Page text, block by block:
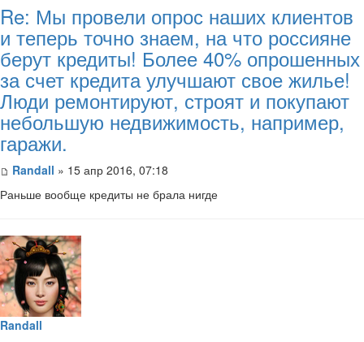
Re: Мы провели опрос наших клиентов
и теперь точно знаем, на что россияне
берут кредиты! Более 40% опрошенных
за счет кредита улучшают свое жилье!
Люди ремонтируют, строят и покупают
небольшую недвижимость, например,
гаражи.
Randall » 15 апр 2016, 07:18
Раньше вообще кредиты не брала нигде
Randall